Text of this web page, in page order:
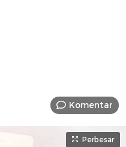
Komentar
Perbesar